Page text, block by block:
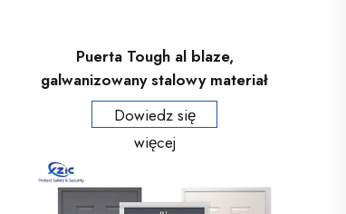
Puerta Tough al blaze,
galwanizowany stalowy materiał
Tough al blaze, 90 minut
Dowiedz się
więcej